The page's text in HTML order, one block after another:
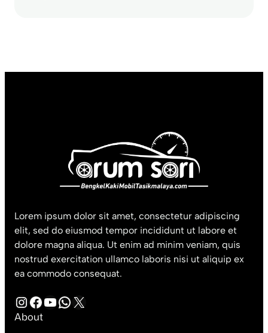
Lorem ipsum dolor sit amet, consectetur adipiscing
elit, sed do eiusmod tempor incididunt ut labore et
dolore magna aliqua. Ut enim ad minim veniam, quis
nostrud exercitation ullamco laboris nisi ut aliquip ex
ea commodo consequat.
InstagramFacebook YouTube WhatsApp X
About